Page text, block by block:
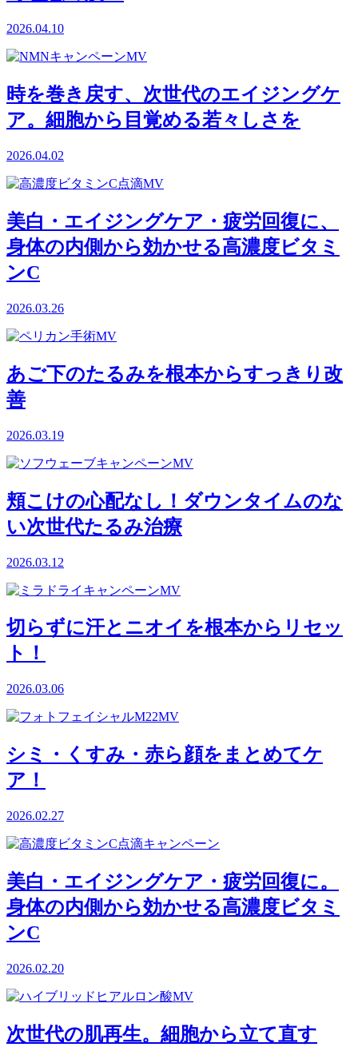
2026.04.10
時を巻き戻す、次世代のエイジングケ
ア。細胞から目覚める若々しさを
2026.04.02
美白・エイジングケア・疲労回復に、
身体の内側から効かせる高濃度ビタミ
ンC
2026.03.26
あご下のたるみを根本からすっきり改
善
2026.03.19
頬こけの心配なし！ダウンタイムのな
い次世代たるみ治療
2026.03.12
切らずに汗とニオイを根本からリセッ
ト！
2026.03.06
シミ・くすみ・赤ら顔をまとめてケ
ア！
2026.02.27
美白・エイジングケア・疲労回復に。
身体の内側から効かせる高濃度ビタミ
ンC
2026.02.20
次世代の肌再生。細胞から立て直す